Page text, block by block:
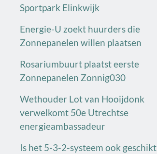
Sportpark Elinkwijk
Energie-U zoekt huurders die
Zonnepanelen willen plaatsen
Rosariumbuurt plaatst eerste
Zonnepanelen Zonnig030
Wethouder Lot van Hooijdonk
verwelkomt 50e Utrechtse
energieambassadeur
Is het 5-3-2-systeem ook geschikt